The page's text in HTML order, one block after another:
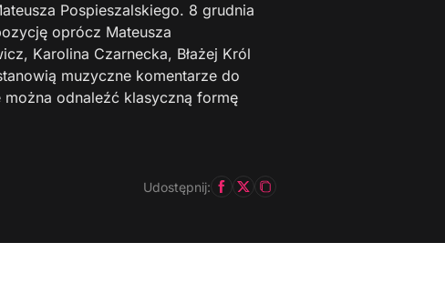
Pospieszalskiego. 8 grudnia
oprócz Mateusza
Karolina Czarnecka, Błażej Król
muzyczne komentarze do
można odnaleźć klasyczną formę
Udostępnij: